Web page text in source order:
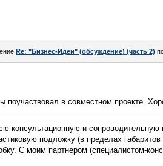
Re: "Бизнес-Идеи" (обсуждение) (часть 2)
в совместном проекте.
консультационную и
подложку (в пределах
С моим партнером (специалистом-